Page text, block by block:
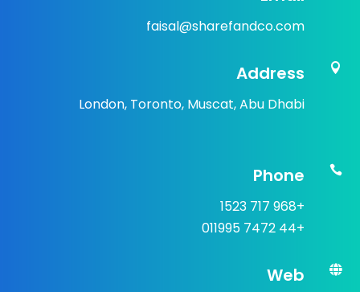
faisal@sharefandco.com

Address
London, Toronto, Muscat, Abu Dhabi

Phone
+968 717 1523
+44 7472 011995

Web